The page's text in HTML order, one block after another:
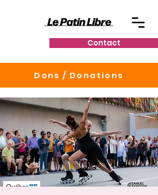
Contact
Dons / Donations